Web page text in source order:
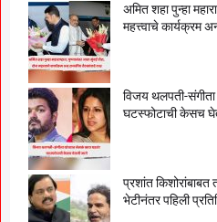
अमित शहा पुन्हा
महत्त्वाचे कार्यक्रम
विजय थलपती-
घटस्फोटाची केसच
प्रशांत किशोरांबाबत
भेटीनंतर पहिली